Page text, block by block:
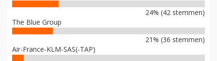
24% (42 stemmen)
The Blue Group
21% (36 stemmen)
Air-France-KLM-SAS(-TAP)